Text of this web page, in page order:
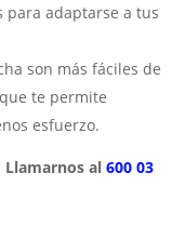
para adaptarse a tus
son más fáciles de
te permite
esfuerzo.
Llamarnos al 600 03